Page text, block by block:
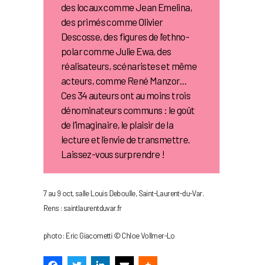
des locaux comme Jean Emelina,
des primés comme Olivier
Descosse, des figures de l’ethno-
polar comme Julie Ewa, des
réalisateurs, scénaristes et même
acteurs, comme René Manzor…
Ces 34 auteurs ont au moins trois
dénominateurs communs : le goût
de l’imaginaire, le plaisir de la
lecture et l’envie de transmettre.
Laissez-vous surprendre !
7 au 9 oct, salle Louis Deboulle, Saint-Laurent-du-Var.
Rens : saintlaurentduvar.fr
photo : Eric Giacometti © Chloe Vollmer-Lo